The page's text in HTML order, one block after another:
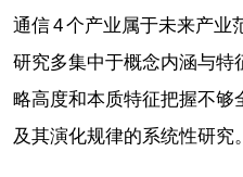
通信 4 个产业属于未来产业
研究多集中于概念内涵与特
略高度和本质特征把握不够
及其演化规律的系统性研究。